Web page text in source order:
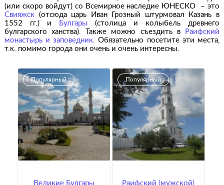
(или скоро войдут) со Всемирное наследие ЮНЕСКО – это
Свияжск(отсюда царь Иван Грозный штурмовал Казань в
1552 гг.) и
Булгары (столица и колыбель древнего
булгарского ханства). Также можно съездить в
Раифский
монастырь и заповедник. Обязательно посетите эти места,
т.к. помимо города они очень и очень интересны.
Великие Булгары
Популярный
Раифский (мужской)
Популярный